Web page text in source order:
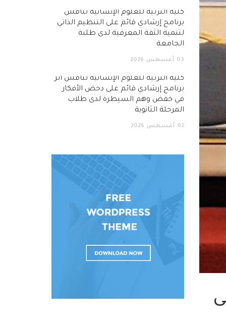
كلية التربية للعلوم الإنسانية تناقش
برنامج إرشادي قائم على التنظيم الذاتي
لتنمية الثقة المعرفية لدى طلبة
الجامعة
03 أغسطس 2026
كلية التربية للعلوم الإنسانية تناقش أثر
برنامج إرشادي قائم على دحض الأفكار
في خفض وهم السيطرة لدى طلاب
المرحلة الثانوية
02 أغسطس 2026